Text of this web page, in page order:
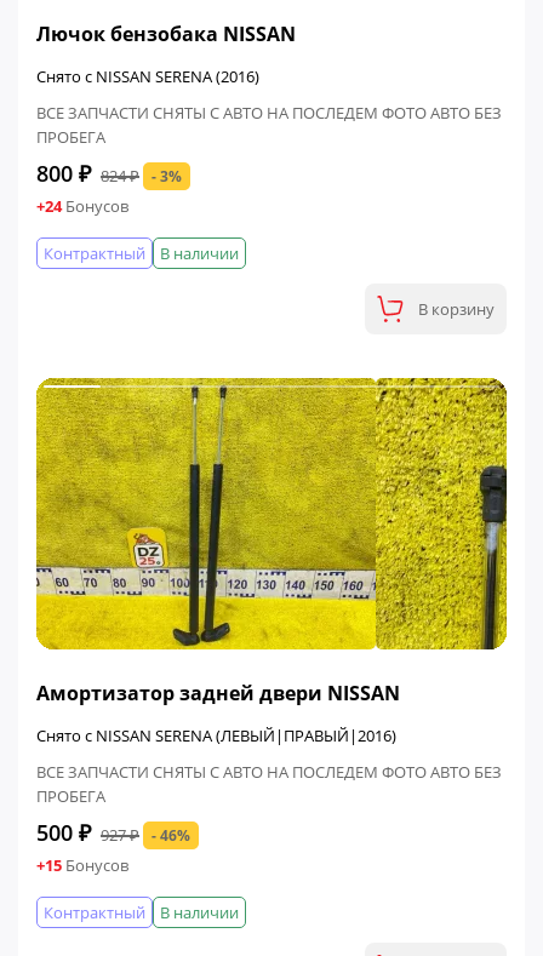
Лючок бензобака NISSAN
Снято с NISSAN SERENA (2016)
ВСЕ ЗАПЧАСТИ СНЯТЫ С АВТО НА ПОСЛЕДЕМ ФОТО АВТО БЕЗ
ПРОБЕГА
800 ₽ 824 ₽ - 3%
+24Бонусов
В наличии
Контрактный
В корзину
Амортизатор задней двери NISSAN
Снято с NISSAN SERENA (ЛЕВЫЙ|ПРАВЫЙ|2016)
ВСЕ ЗАПЧАСТИ СНЯТЫ С АВТО НА ПОСЛЕДЕМ ФОТО АВТО БЕЗ
ПРОБЕГА
500 ₽ 927 ₽ - 46%
+15 Бонусов
В наличии
Контрактный